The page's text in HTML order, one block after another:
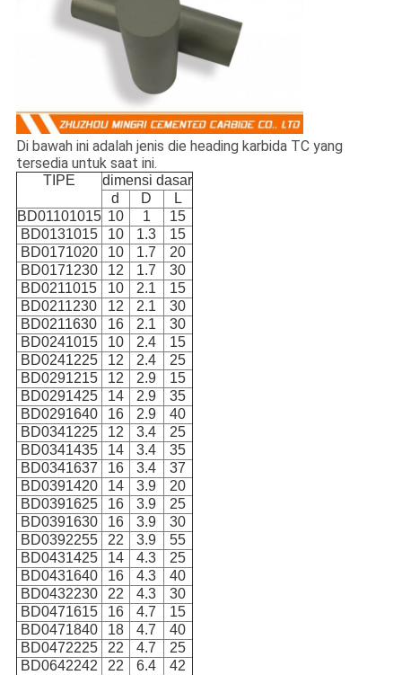
Di bawah ini adalah jenis die heading karbida TC yang
tersedia untuk saat ini.
TIPE
dimensi dasar
d
D
L
BD01101015 10 1
15
BD0131015
10 1.3
15
BD0171020
10 1.7
20
BD0171230
12 1.7
30
BD0211015
10 2.1
15
BD0211230
12 2.1
30
BD0211630
16 2.1
30
BD0241015
10 2.4
15
BD0241225
12 2.4
25
BD0291215
12 2.9
15
BD0291425
14 2.9
35
BD0291640
16 2.9
40
BD0341225
12 3.4
25
BD0341435
14 3.4
35
BD0341637
16 3.4
37
BD0391420
14 3.9
20
BD0391625
16 3.9
25
BD0391630
16 3.9
30
BD0392255
22 3.9
55
BD0431425
14 4.3
25
BD0431640
16 4.3
40
BD0432230
22 4.3
30
BD0471615
16 4.7
15
BD0471840
18 4.7
40
BD0472225
22 4.7
25
BD0642242
22 6.4
42